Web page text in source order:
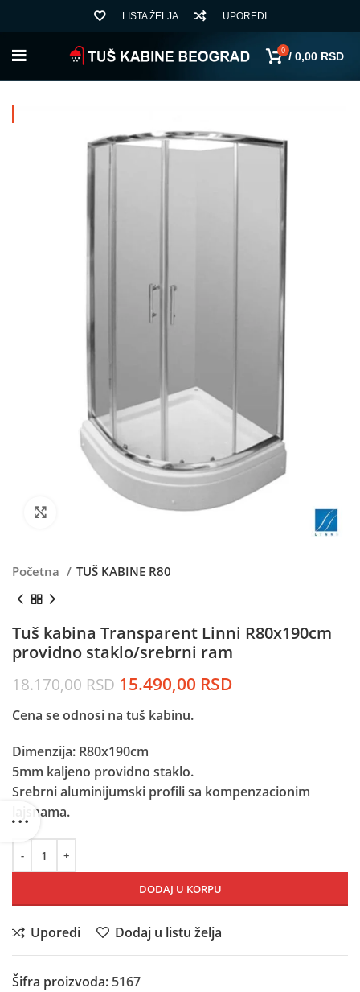
LISTA ŽELJA UPOREDI
0 / 0,00 RSD
Kliknite da uvećate
Početna TUŠ KABINE R80
Tuš kabina Transparent Linni R80x190cm
providno staklo/srebrni ram
18.170,00RSD Originalna
je
bila:
18.170,00 RSD.
15.490,00 RSDTrenutna
Cena se odnosi na tuš kabinu.
Dimenzija: R80x190cm
5mm kaljeno providno staklo.
Srebrni aluminijumski profili sa kompenzacionim
lajsnama.
DODAJ U KORPU
Uporedi Dodaj u listu želja
Šifra proizvoda: 5167